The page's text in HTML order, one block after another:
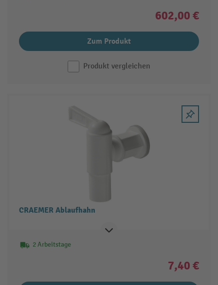
602,00 €
Zum Produkt
Produkt vergleichen
CRAEMER Ablaufhahn
2 Arbeitstage
7,40 €